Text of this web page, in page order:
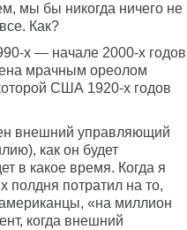
мы бы никогда ничего не
Как?
х — начале 2000-х годов
мрачным ореолом
США 1920-х годов
внешний управляющий
как он будет
в какое время. Когда я
полдня потратил на то,
американцы, «на миллион
когда внешний